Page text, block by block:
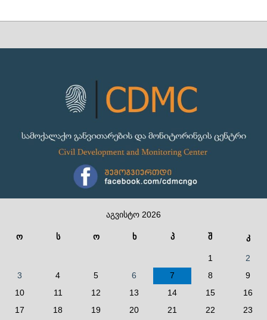
აგვისტო 2026
ო ს ო ხ პ შ კ
1
2
3
4 5 6 7 8
9
10
11 12 13 14 15
16
17
18 19 20 21 22
23